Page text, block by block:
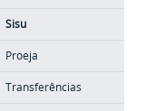
Sisu
Proeja
Transferências